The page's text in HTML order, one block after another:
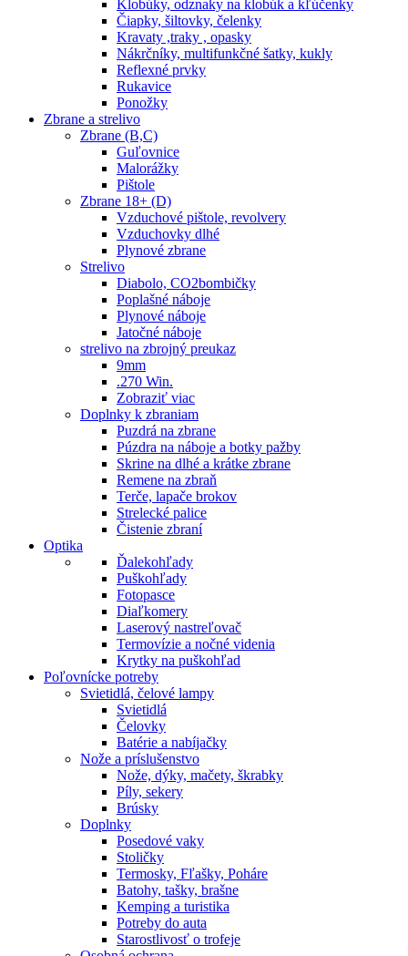
Klobúky, odznaky na klobúk a kľúčenky
Čiapky, šiltovky, čelenky
Kravaty ,traky , opasky
Nákrčníky, multifunkčné šatky, kukly
Reflexné prvky
Rukavice
Ponožky
Zbrane a strelivo
Zbrane (B,C)
Guľovnice
Malorážky
Pištole
Zbrane 18+ (D)
Vzduchové pištole, revolvery
Vzduchovky dlhé
Plynové zbrane
Strelivo
Diabolo, CO2bombičky
Poplašné náboje
Plynové náboje
Jatočné náboje
strelivo na zbrojný preukaz
9mm
.270 Win.
Zobraziť viac
Doplnky k zbraniam
Puzdrá na zbrane
Púzdra na náboje a botky pažby
Skrine na dlhé a krátke zbrane
Remene na zbraň
Terče, lapače brokov
Strelecké palice
Čistenie zbraní
Optika
Ďalekohľady
Puškohľady
Fotopasce
Diaľkomery
Laserový nastreľovač
Termovízie a nočné videnia
Krytky na puškohľad
Poľovnícke potreby
Svietidlá, čelové lampy
Svietidlá
Čelovky
Batérie a nabíjačky
Nože a príslušenstvo
Nože, dýky, mačety, škrabky
Píly, sekery
Brúsky
Doplnky
Posedové vaky
Stoličky
Termosky, Fľašky, Poháre
Batohy, tašky, brašne
Kemping a turistika
Potreby do auta
Starostlivosť o trofeje